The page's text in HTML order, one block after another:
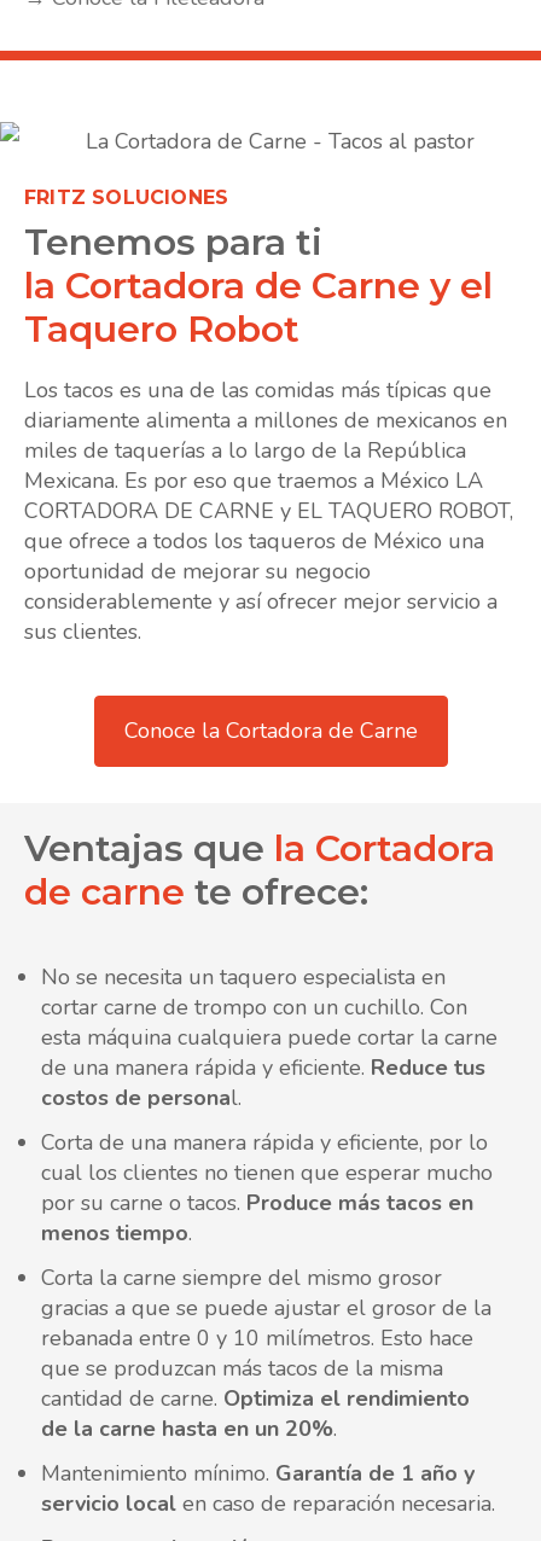
FRITZ SOLUCIONES
Tenemos para ti
la Cortadora de Carne y el
Taquero Robot
Los tacos es una de las comidas más típicas que
diariamente alimenta a millones de mexicanos en
miles de taquerías a lo largo de la República
Mexicana. Es por eso que traemos a México LA
CORTADORA DE CARNE y EL TAQUERO ROBOT,
que ofrece a todos los taqueros de México una
oportunidad de mejorar su negocio
considerablemente y así ofrecer mejor servicio a
sus clientes.
Conoce la Cortadora de Carne
Ventajas que la Cortadora
de carne te ofrece:
No se necesita un taquero especialista en
cortar carne de trompo con un cuchillo. Con
esta máquina cualquiera puede cortar la carne
de una manera rápida y eficiente. Reduce tus
costos de personal.
Corta de una manera rápida y eficiente, por lo
cual los clientes no tienen que esperar mucho
por su carne o tacos. Produce más tacos en
menos tiempo.
Corta la carne siempre del mismo grosor
gracias a que se puede ajustar el grosor de la
rebanada entre 0 y 10 milímetros. Esto hace
que se produzcan más tacos de la misma
cantidad de carne. Optimiza el rendimiento
de la carne hasta en un 20%.
Mantenimiento mínimo. Garantía de 1 año y
servicio local en caso de reparación necesaria.